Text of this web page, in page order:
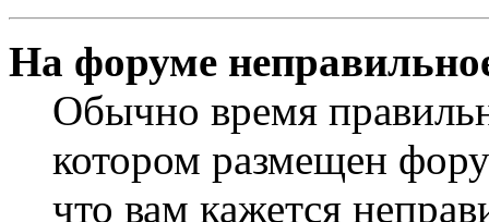
На форуме
Обычно время
котором размещен
что вам кажется